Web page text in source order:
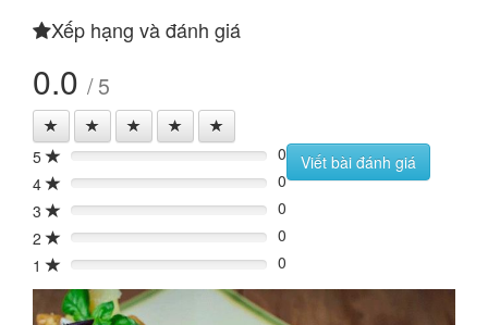
Xếp hạng và đánh giá
0.0 / 5
5 0%
0
4
0%
0
3
0%
0
2
0%
0
1
0% 0
Viết bài đánh giá